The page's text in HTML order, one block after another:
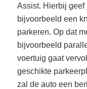
Assist. Hierbij geef
bijvoorbeeld een
parkeren. Op dat
bijvoorbeeld
voertuig gaat
geschikte
zal de auto een